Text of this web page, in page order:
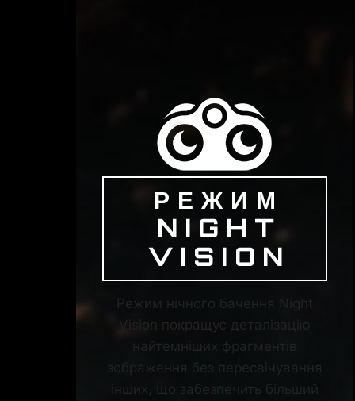
РЕЖИМ
NIGHT
VISION
Режим нічного бачення Night
Vision покращує деталізацію
найтемніших фрагментів
зображення без пересвічування
інших, що забезпечить більший